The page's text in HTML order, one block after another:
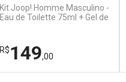
Comprar sem Desconto
Por R$ 24,10/cada
Comprar sem Desconto
Por R$ 24,10/cada
Kit Joop! Homme Masculino -
Eau de Toilette 75ml + Gel de
R$149,00